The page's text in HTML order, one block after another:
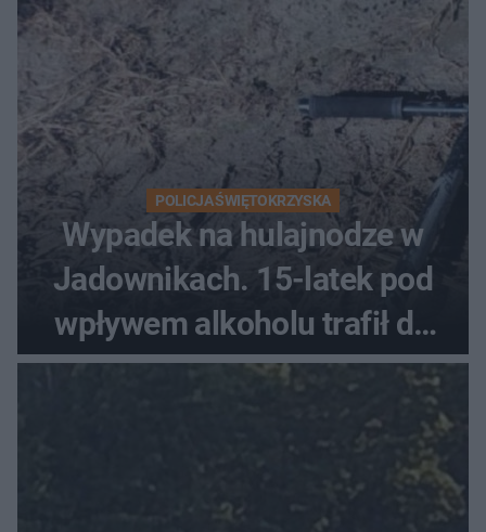
POLICJA ŚWIĘTOKRZYSKA
Wypadek na hulajnodze w
Jadownikach. 15-latek pod
wpływem alkoholu trafił do
szpitala